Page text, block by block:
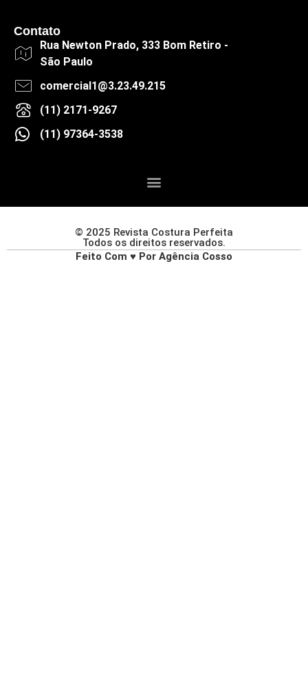
Contato
Rua Newton Prado, 333 Bom Retiro -
São Paulo
comercial1@3.23.49.215
(11) 2171-9267
(11) 97364-3538
© 2025 Revista Costura Perfeita
Todos os direitos reservados.
Feito Com ♥ Por Agência Cosso